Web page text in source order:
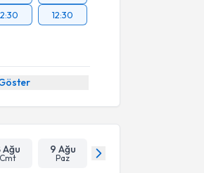
12:30
Ağu
Cmt
9 Ağu
Paz